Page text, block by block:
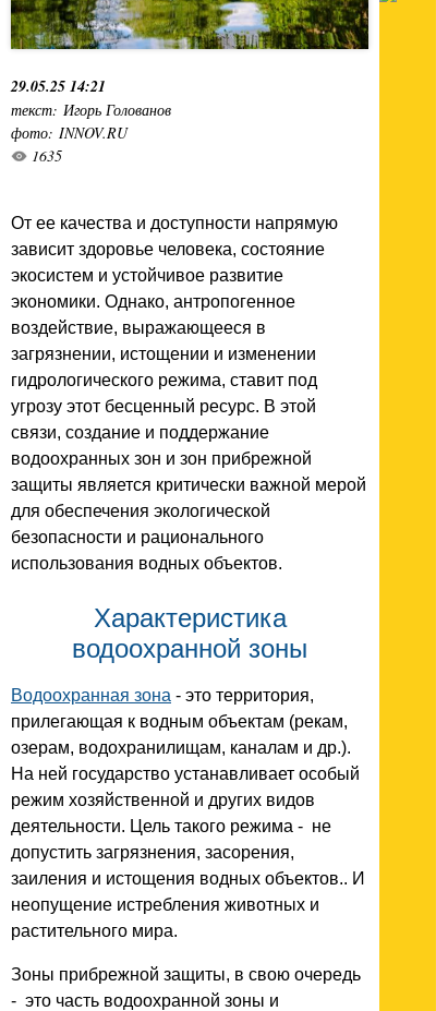
29.05.25 14:21
текст: Игорь Голованов
фото: INNOV.RU
1635
От ее качества и доступности напрямую
зависит здоровье человека, состояние
экосистем и устойчивое развитие
экономики. Однако, антропогенное
воздействие, выражающееся в
загрязнении, истощении и изменении
гидрологического режима, ставит под
угрозу этот бесценный ресурс. В этой
связи, создание и поддержание
водоохранных зон и зон прибрежной
защиты является критически важной мерой
для обеспечения экологической
безопасности и рационального
использования водных объектов.
Характеристика
водоохранной зоны
Водоохранная зона - это территория,
прилегающая к водным объектам (рекам,
озерам, водохранилищам, каналам и др.).
На ней государство устанавливает особый
режим хозяйственной и других видов
деятельности. Цель такого режима - не
допустить загрязнения, засорения,
заиления и истощения водных объектов.. И
неопущение истребления животных и
растительного мира.
Зоны прибрежной защиты, в свою очередь
- это часть водоохранной зоны и